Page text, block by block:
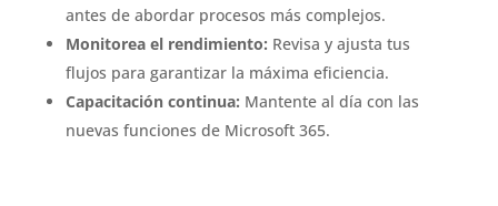
antes de abordar procesos más complejos.
Monitorea el rendimiento: Revisa y ajusta tus
flujos para garantizar la máxima eficiencia.
Capacitación continua: Mantente al día con las
nuevas funciones de Microsoft 365.